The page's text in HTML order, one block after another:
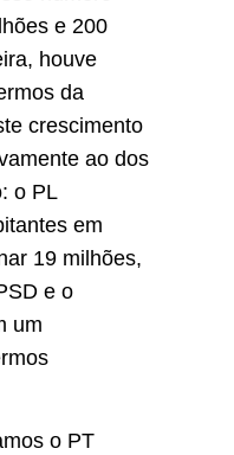
e 200
ira, houve
da
crescimento
ao dos
o PL
em
19 milhões,
e o
um
o PT